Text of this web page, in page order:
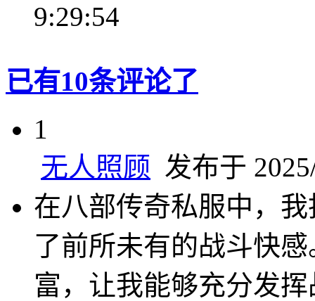
9:29:54
已有10条评论了
1
无人照顾 发布于
在八部传奇私服中，
了前所未有的战斗快
富，让我能够充分发